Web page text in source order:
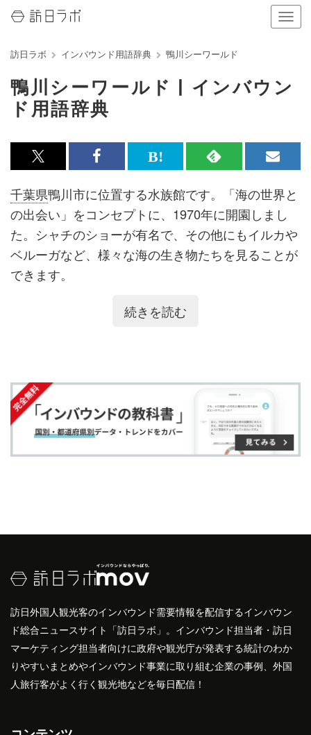
ナ
ビ
ョ
示
切
替
訪日ラボ インバウンド用語辞典 鴨川シーワールド
鴨川シーワールド | インバウン
ド用語辞典
x<br>
で
記
事
を
シ
Facebook<br>
で
記
事
を
は
て
な
ブ
ッ
ー
追
加
RSS
記
事
を
メ
ル
マ
ガ
登
千葉県鴨川市に位置する水族館です。「海の世界と
の出会い」をコンセプトに、1970年に開園しまし
た。シャチのショーが有名で、その他にもイルカや
ベルーガなど、様々な海の生き物たちを見ることが
できます。
続きを読む
訪日外国人観光客のインバウンド需要情報を配信するインバウン
ド総合ニュースサイト「訪日ラボ」。インバウンド担当者・訪日
マーケティング担当者向けに政府や観光庁が発表する統計のわか
りやすいまとめやインバウンド事業に取り組む企業の事例、外国
人旅行客がよく行く観光地などを毎日配信！